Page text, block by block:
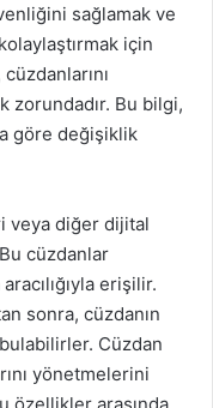
sağlamak ve
için
zorundadır. Bu bilgi,
göre değişiklik
veya diğer dijital
cüzdanlar
erişilir.
sonra, cüzdanın
Cüzdan
yönetmelerini
özellikler arasında